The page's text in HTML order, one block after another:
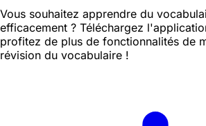
Vous souhaitez apprendre du
efficacement ? Téléchargez
profitez de plus de fonctionnalités de
révision du vocabulaire !